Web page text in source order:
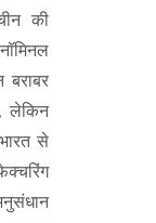
की
बराबर
लेकिन
से